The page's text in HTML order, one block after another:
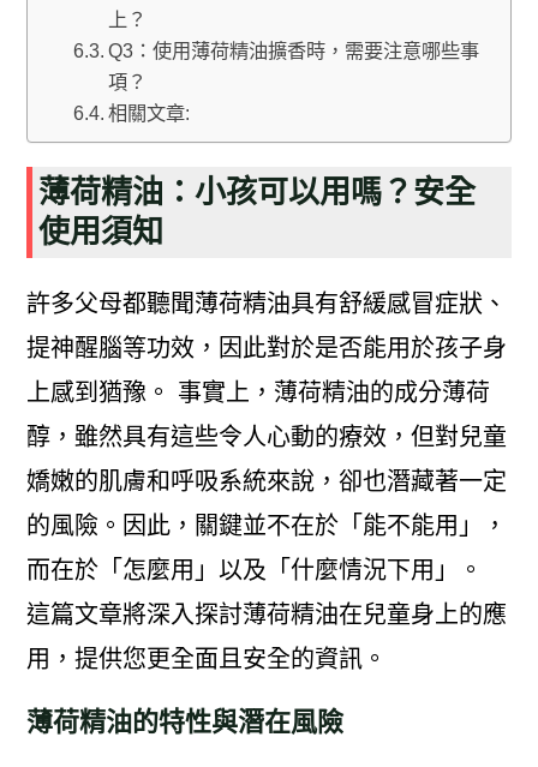
上？
Q3：使用薄荷精油擴香時，需要注意哪些事
項？
相關文章:
薄荷精油：小孩可以用嗎？安全
使用須知
許多父母都聽聞薄荷精油具有舒緩感冒症狀、
提神醒腦等功效，因此對於是否能用於孩子身
上感到猶豫。 事實上，薄荷精油的成分薄荷
醇，雖然具有這些令人心動的療效，但對兒童
嬌嫩的肌膚和呼吸系統來說，卻也潛藏著一定
的風險。因此，關鍵並不在於「能不能用」，
而在於「怎麼用」以及「什麼情況下用」。
這篇文章將深入探討薄荷精油在兒童身上的應
用，提供您更全面且安全的資訊。
薄荷精油的特性與潛在風險